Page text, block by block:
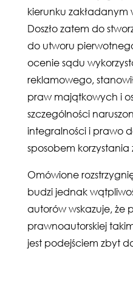
kierunku
Doszło zatem do
do utworu
ocenie sądu
reklamowego,
praw majątkowych i
szczególności
integralności i prawo
sposobem korzystania
Omówione
budzi jednak
autorów wskazuje, że
prawnoautorskiej
jest podejściem zbyt